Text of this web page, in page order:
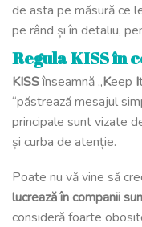
de asta pe măsură ce
pe rând și în detaliu,
Regula KISS în
KISSînseamnă „Keep I
“păstrează mesajul
principale sunt vizate
și curba de atenție.
Poate nu vă vine să
lucrează în companii
consideră foarte